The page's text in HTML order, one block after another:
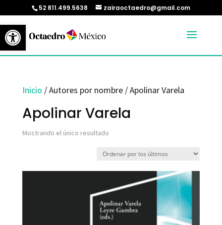
Abrir barra de herramientas
52 811.499.5638 zairaoctaedro@gmail.com
Inicio / Autores por nombre / Apolinar Varela
Apolinar Varela
Mostrando el único resultado